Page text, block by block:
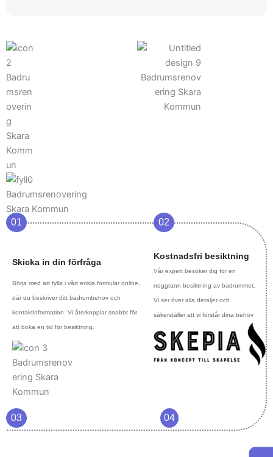
01
Skicka in din förfråga
Börja med att fylla i vårt enkla formulär online,
där du beskriver ditt badrumbehov och
kontaktinformation. Vi återkopplar snabbt för
att boka en tid för besiktning.
02
Kostnadsfri besiktning
Vår expert besöker dig för en
noggrann besiktning av badrummet.
Vi ser över alla detaljer och
säkerställer att vi förstår dina behov
03 04